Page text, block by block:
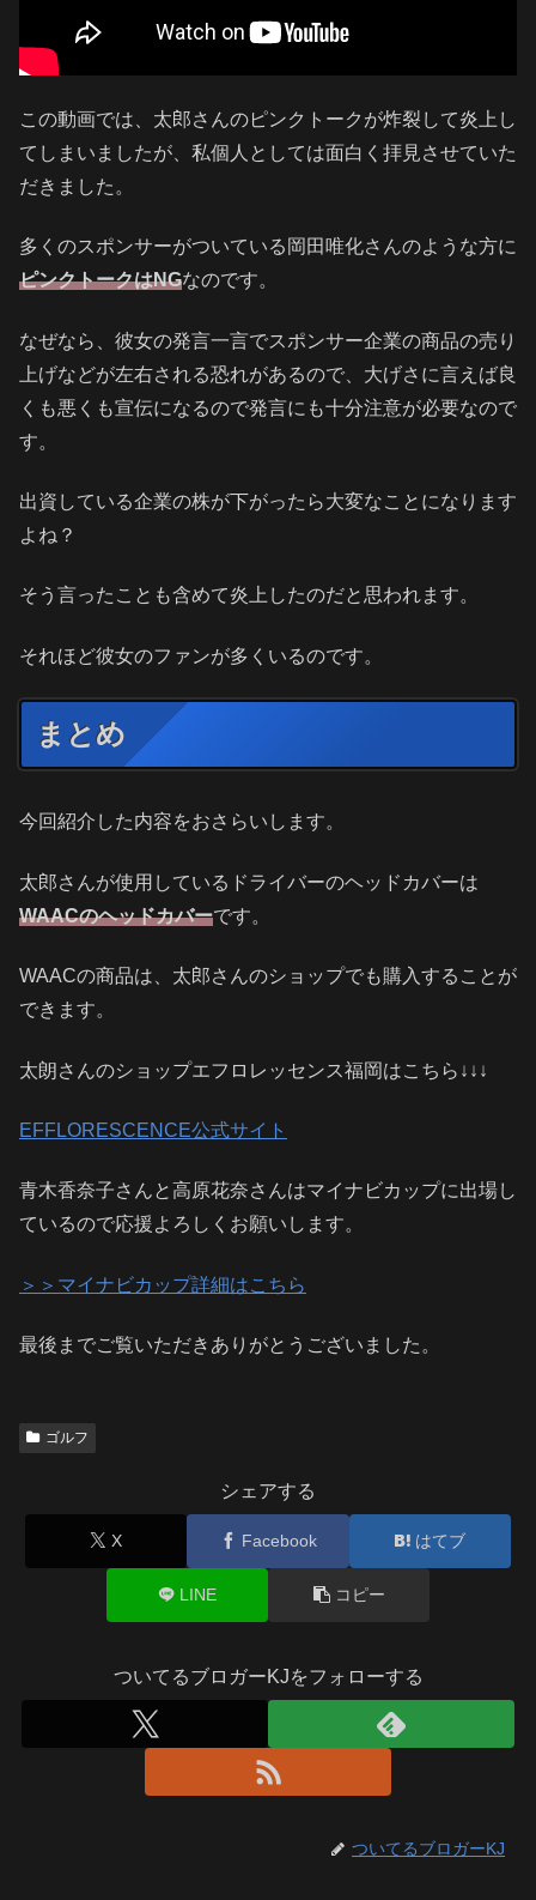
この動画では、太郎さんのピンクトークが炸裂して炎上し
てしまいましたが、私個人としては面白く拝見させていた
だきました。
多くのスポンサーがついている岡田唯化さんのような方に
ピンクトークはNGなのです。
なぜなら、彼女の発言一言でスポンサー企業の商品の売り
上げなどが左右される恐れがあるので、大げさに言えば良
くも悪くも宣伝になるので発言にも十分注意が必要なので
す。
出資している企業の株が下がったら大変なことになります
よね？
そう言ったことも含めて炎上したのだと思われます。
それほど彼女のファンが多くいるのです。
まとめ
今回紹介した内容をおさらいします。
太郎さんが使用しているドライバーのヘッドカバーは
WAACのヘッドカバーです。
WAACの商品は、太郎さんのショップでも購入することが
できます。
太朗さんのショップエフロレッセンス福岡はこちら↓↓↓
EFFLORESCENCE公式サイト
青木香奈子さんと高原花奈さんはマイナビカップに出場し
ているので応援よろしくお願いします。
＞＞マイナビカップ詳細はこちら
最後までご覧いただきありがとうございました。
ゴルフ
シェアする
X Facebook はてブ
LINE コピー
ついてるブロガーKJをフォローする
ついてるブロガーKJ